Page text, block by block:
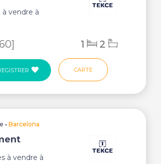
vendre à
1 2
CARTE
•Barcelona
à vendre à